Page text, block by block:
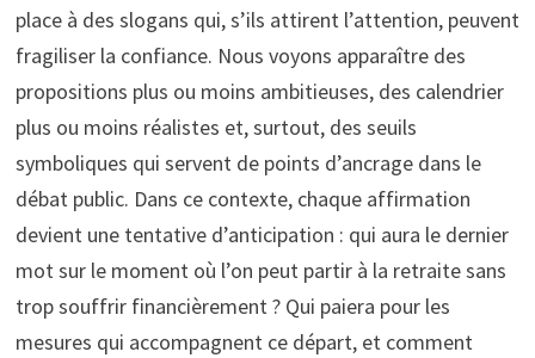
place à des slogans qui, s’ils attirent l’attention, peuvent
fragiliser la confiance. Nous voyons apparaître des
propositions plus ou moins ambitieuses, des calendrier
plus ou moins réalistes et, surtout, des seuils
symboliques qui servent de points d’ancrage dans le
débat public. Dans ce contexte, chaque affirmation
devient une tentative d’anticipation : qui aura le dernier
mot sur le moment où l’on peut partir à la retraite sans
trop souffrir financièrement ? Qui paiera pour les
mesures qui accompagnent ce départ, et comment